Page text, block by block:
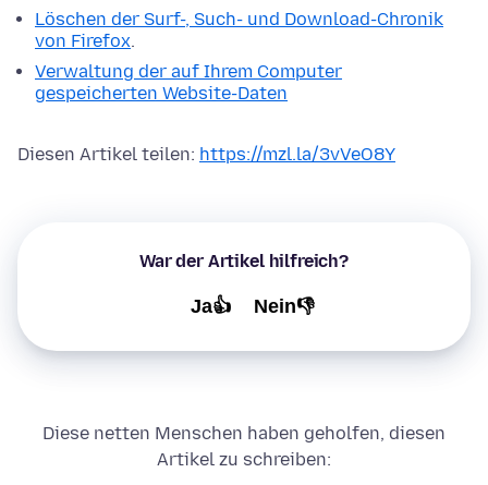
Löschen der Surf-, Such- und Download-Chronik
von Firefox.
Verwaltung der auf Ihrem Computer
gespeicherten Website-Daten
Diesen Artikel teilen: https://mzl.la/3vVeO8Y
War der Artikel hilfreich?
Ja👍 Nein👎
Diese netten Menschen haben geholfen, diesen
Artikel zu schreiben: